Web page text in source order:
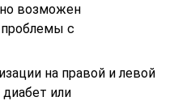
возможен
проблемы с
на правой и левой
или